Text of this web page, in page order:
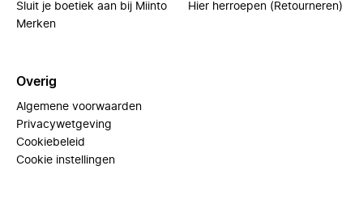
Sluit je boetiek aan bij Miinto
Merken
Hier herroepen (Retourneren)
Overig
Algemene voorwaarden
Privacywetgeving
Cookiebeleid
Cookie instellingen